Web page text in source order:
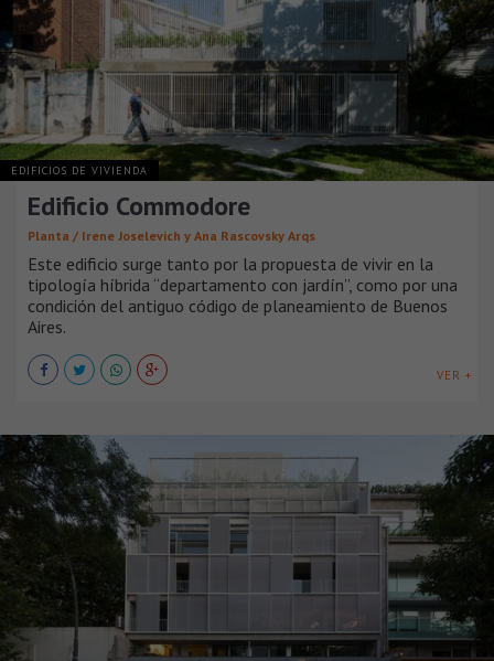
EDIFICIOS DE VIVIENDA
Edificio Commodore
Planta / Irene Joselevich y Ana Rascovsky Arqs
Este edificio surge tanto por la propuesta de vivir en la
tipología híbrida “departamento con jardín”, como por una
condición del antiguo código de planeamiento de Buenos
Aires.
VER +